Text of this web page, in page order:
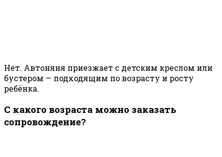
Нет. Автоняня приезжает с детским креслом или
бустером — подходящим по возрасту и росту
ребёнка.
С какого возраста можно заказать
сопровождение?